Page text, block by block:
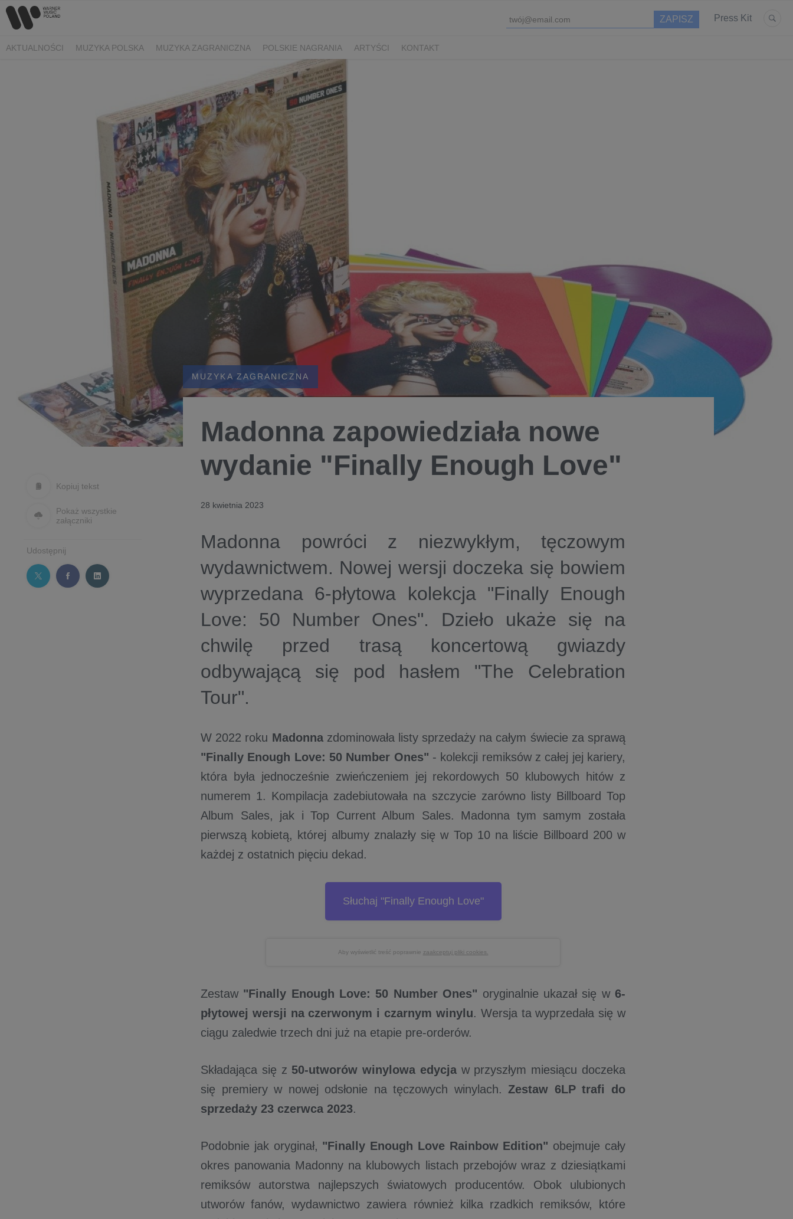
Press Kit
AKTUALNOŚCI MUZYKA POLSKA MUZYKA ZAGRANICZNA POLSKIE NAGRANIA ARTYŚCI KONTAKT
Kopiuj tekst
Pokaż wszystkie
załączniki
Udostępnij
MUZYKA ZAGRANICZNA
Madonna zapowiedziała nowe
wydanie "Finally Enough Love"
28 kwietnia 2023
Madonna powróci z niezwykłym, tęczowym
wydawnictwem. Nowej wersji doczeka się bowiem
wyprzedana 6-płytowa kolekcja "Finally Enough
Love: 50 Number Ones". Dzieło ukaże się na
chwilę przed trasą koncertową gwiazdy
odbywającą się pod hasłem "The Celebration
Tour".
W 2022 roku Madonnazdominowała listy sprzedaży na całym świecie za sprawą
"Finally Enough Love: 50 Number Ones" - kolekcji remiksów z całej jej kariery,
która była jednocześnie zwieńczeniem jej rekordowych 50 klubowych hitów z
numerem 1. Kompilacja zadebiutowała na szczycie zarówno listy Billboard Top
Album Sales, jak i Top Current Album Sales. Madonna tym samym została
pierwszą kobietą, której albumy znalazły się w Top 10 na liście Billboard 200 w
każdej z ostatnich pięciu dekad.
Słuchaj "Finally Enough Love"
Aby wyświetlić treść poprawnie zaakceptuj pliki cookies.
Zestaw "Finally Enough Love: 50 Number Ones" oryginalnie ukazał się w 6-
płytowej wersji na czerwonym i czarnym winylu. Wersja ta wyprzedała się w
ciągu zaledwie trzech dni już na etapie pre-orderów.
Składająca się z 50-utworów winylowa edycjaw przyszłym miesiącu doczeka
się premiery w nowej odsłonie na tęczowych winylach.Zestaw 6LP trafi do
sprzedaży 23 czerwca 2023.
Podobnie jak oryginał, "Finally Enough Love Rainbow Edition" obejmuje cały
okres panowania Madonny na klubowych listach przebojów wraz z dziesiątkami
remiksów autorstwa najlepszych światowych producentów. Obok ulubionych
utworów fanów, wydawnictwo zawiera również kilka rzadkich remiksów, które